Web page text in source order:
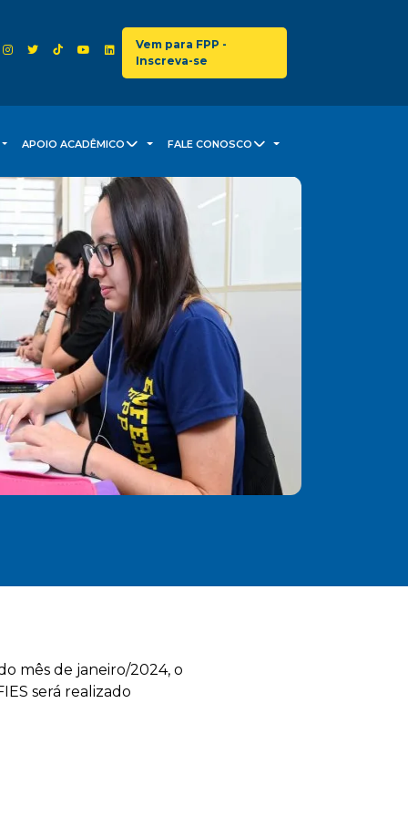
Vem para FPP -
Inscreva-se
APOIO ACADÊMICO FALE CONOSCO
mês de janeiro/2024, o
será realizado